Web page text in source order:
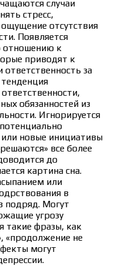
случаи
стресс,
ощущение отсутствия
Появляется
отношению к
приводят к
за
тенденция
обязанностей из
Игнорируется
новые инициативы
все более
до
картина сна.
или
в
подряд. Могут
угрозу
такие фразы, как
«продолжение не
могут